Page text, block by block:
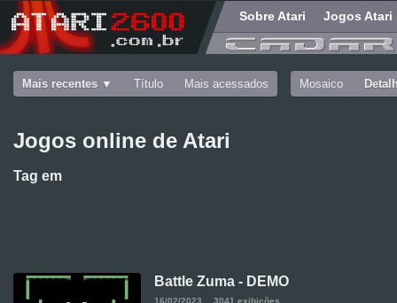
Sobre Atari Jogos Atari
Mais recentes Título Mais acessados Mosaico
Jogos online de Atari
Tag em
Battle Zuma - DEMO